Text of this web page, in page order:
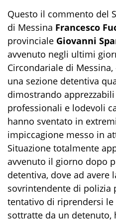
Questo il commento del
di Messina Francesco
provinciale Giovanni
avvenuto negli ultimi
Circondariale di
una sezione detentiva
dimostrando
professionali e lodevoli
hanno sventato in
impiccagione messo in
Situazione totalmente
avvenuto il giorno dopo
detentiva, dove ad avere
sovrintendente di polizia
tentativo di riprendersi
sottratte da un